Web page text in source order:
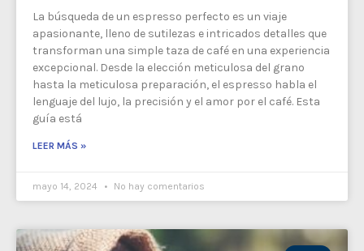
La búsqueda de un espresso perfecto es un viaje
apasionante, lleno de sutilezas e intricados detalles que
transforman una simple taza de café en una experiencia
excepcional. Desde la elección meticulosa del grano
hasta la meticulosa preparación, el espresso habla el
lenguaje del lujo, la precisión y el amor por el café. Esta
guía está
LEER MÁS »
mayo 14, 2024 No hay comentarios